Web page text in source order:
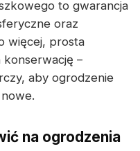
to gwarancja
oraz
więcej, prosta
konserwację –
aby ogrodzenie
na ogrodzenia